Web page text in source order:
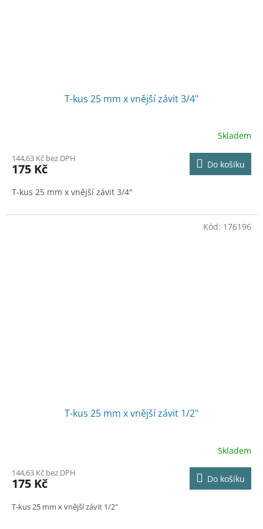
T-kus 25 mm x vnější závit 3/4"
Skladem
144,63 Kč bez DPH
175 Kč Do košíku
T-kus 25 mm x vnější závit 3/4"
T-kus 25 mm x vnější závit 1/2"
Skladem
144,63 Kč bez DPH
175 Kč Do košíku
T-kus 25 mm x vnější závit 1/2"
Kód: 176196